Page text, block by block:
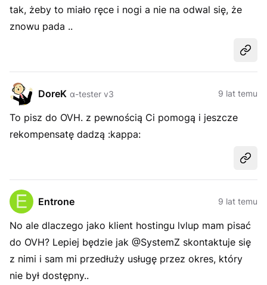
tak, żeby to miało ręce i nogi a nie na odwal się, że
znowu pada ..
DoreK α-tester v3 9 lat temu
To pisz do OVH. z pewnością Ci pomogą i jeszcze
rekompensatę dadzą :kappa:
Entrone 9 lat temu
No ale dlaczego jako klient hostingu lvlup mam pisać
do OVH? Lepiej będzie jak @SystemZ skontaktuje się
z nimi i sam mi przedłuży usługę przez okres, który
nie był dostępny..